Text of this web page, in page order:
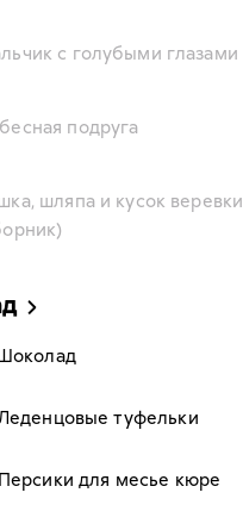
с голубыми глазами
подруга
шляпа и кусок веревки
туфельки
Персики для месье кюре